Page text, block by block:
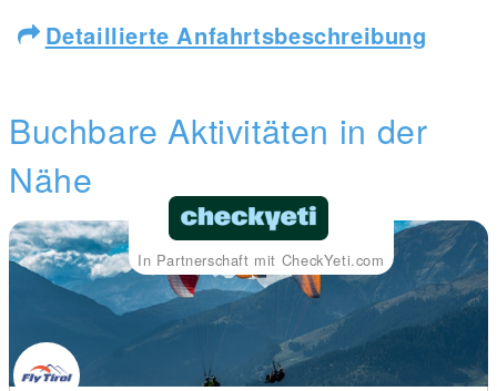
Detaillierte Anfahrtsbeschreibung
Buchbare Aktivitäten in der
Nähe
In Partnerschaft mit CheckYeti.com